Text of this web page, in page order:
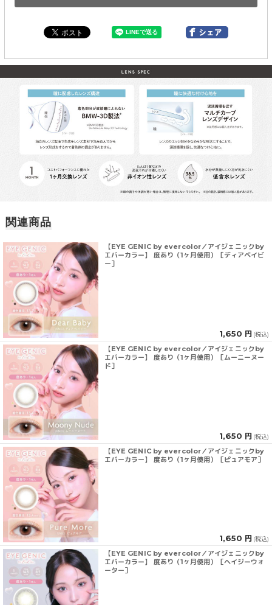
関連商品
【EYE GENIC by evercolor／アイジェニックby
エバーカラー】 度あり（1ヶ月使用）［ディアベイビ
ー］
1,650 円 (税込)
【EYE GENIC by evercolor／アイジェニックby
エバーカラー】 度あり（1ヶ月使用）［ムーニーヌー
ド］
1,650 円 (税込)
【EYE GENIC by evercolor／アイジェニックby
エバーカラー】 度あり（1ヶ月使用）［ピュアモア］
1,650 円 (税込)
【EYE GENIC by evercolor／アイジェニックby
エバーカラー】 度あり（1ヶ月使用）［ヘイジーウォ
ーター］